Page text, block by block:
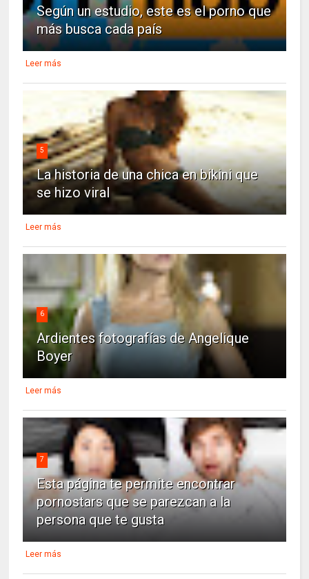
Según un estudio, este es el porno que
más busca cada país
Leer más
5
La historia de una chica en bikini que
se hizo viral
Leer más
6
Ardientes fotografías de Angelique
Boyer
Leer más
7
Esta página te permite encontrar
pornostars que se parezcan a la
persona que te gusta
Leer más